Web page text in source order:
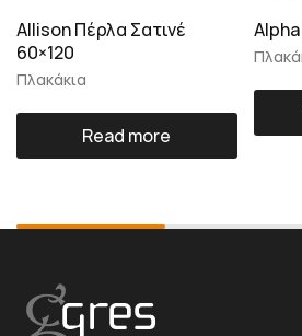
Πλακάκια
Allison Πέρλα Σατινέ
60×120
Read more